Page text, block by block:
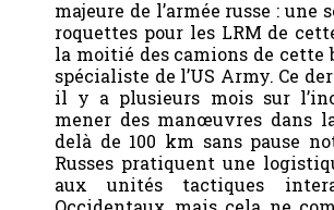
majeure de l’armée russe : une
roquettes pour les LRM de
la moitié des camions de cette
spécialiste de l’US Army. Ce
il y a plusieurs mois sur
mener des manœuvres dans
delà de 100 km sans pause
Russes pratiquent une
aux unités tactiques